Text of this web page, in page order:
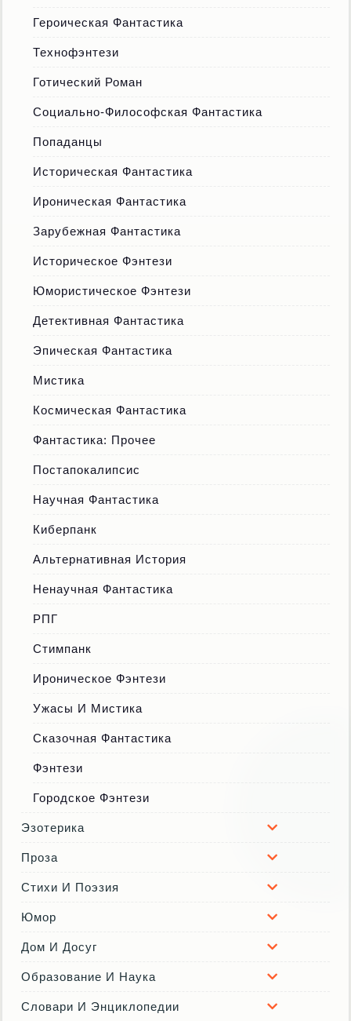
Героическая Фантастика
Технофэнтези
Готический Роман
Социально-Философская Фантастика
Попаданцы
Историческая Фантастика
Ироническая Фантастика
Зарубежная Фантастика
Историческое Фэнтези
Юмористическое Фэнтези
Детективная Фантастика
Эпическая Фантастика
Мистика
Космическая Фантастика
Фантастика: Прочее
Постапокалипсис
Научная Фантастика
Киберпанк
Альтернативная История
Ненаучная Фантастика
РПГ
Стимпанк
Ироническое Фэнтези
Ужасы И Мистика
Сказочная Фантастика
Фэнтези
Городское Фэнтези
Эзотерика
Проза
Стихи И Поэзия
Юмор
Дом И Досуг
Образование И Наука
Словари И Энциклопедии